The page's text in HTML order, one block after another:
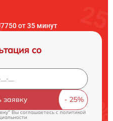
от 35 минут
со
заявку
Вы соглашаетесь cполитикой